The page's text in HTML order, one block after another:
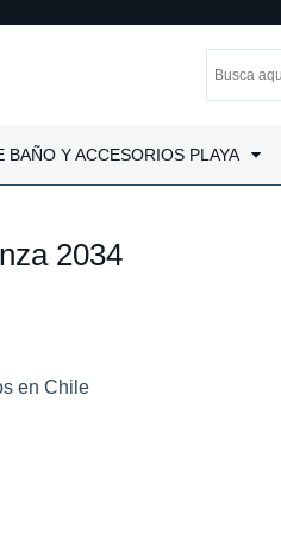
BAÑO Y ACCESORIOS PLAYA
2034
en Chile